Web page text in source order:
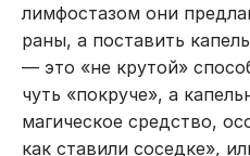
лимфостазом они
раны, а поставить
— это «не крутой»
чуть «покруче», а
магическое средство,
как ставили соседке»,